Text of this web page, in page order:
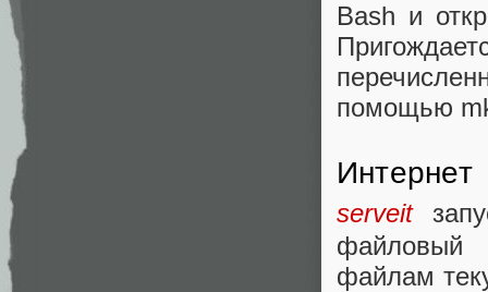
Bash и
помощью
Интернет
serveit
файлам